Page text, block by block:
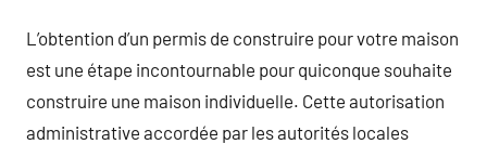
L’obtention d’un permis de construire pour votre maison
est une étape incontournable pour quiconque souhaite
construire une maison individuelle. Cette autorisation
administrative accordée par les autorités locales